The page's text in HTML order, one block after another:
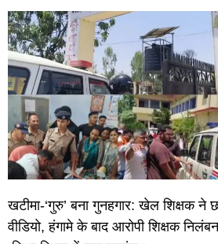
खटीमा-‘गुरु’ बना गुनहगार: खेल शिक्षक ने
वीडियो, हंगामे के बाद आरोपी शिक्षक